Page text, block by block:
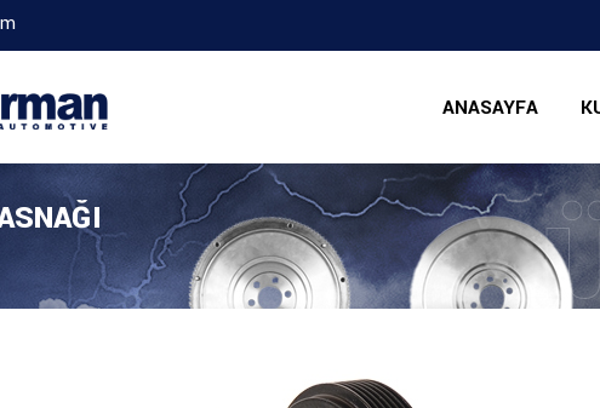
ANASAYFA